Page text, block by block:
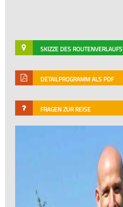
SKIZZE DES ROUTENVERLAUFS
DETAILPROGRAMM ALS PDF
FRAGEN ZUR REISE